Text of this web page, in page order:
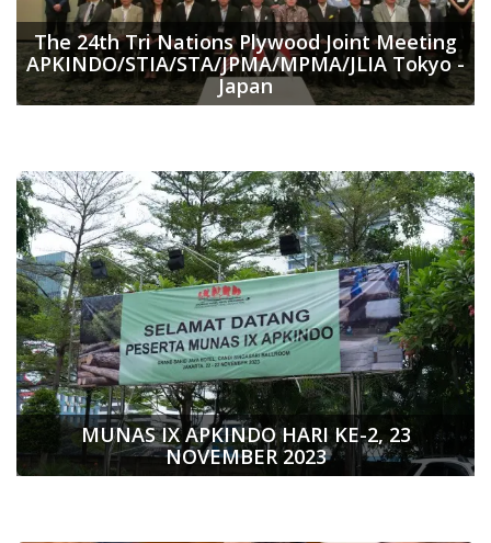
The 24th Tri Nations Plywood Joint Meeting
APKINDO/STIA/STA/JPMA/MPMA/JLIA Tokyo -
Japan
MUNAS IX APKINDO HARI KE-2, 23
NOVEMBER 2023